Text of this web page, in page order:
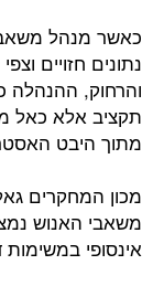
כאשר מנהל
נתונים חזויים
והרחוק,
תקציב אלא כאל
מתוך היבט
מכון המחקרים
משאבי האנוש
אינסופי במשימות